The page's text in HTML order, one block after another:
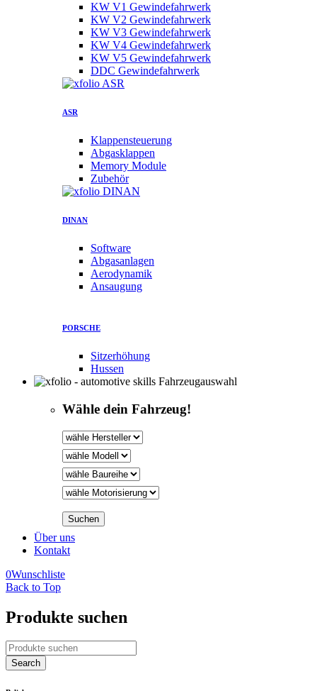
KW V1 Gewindefahrwerk
KW V2 Gewindefahrwerk
KW V3 Gewindefahrwerk
KW V4 Gewindefahrwerk
KW V5 Gewindefahrwerk
DDC Gewindefahrwerk
ASR
Klappensteuerung
Abgasklappen
Memory Module
Zubehör
DINAN
Software
Abgasanlagen
Aerodynamik
Ansaugung
PORSCHE
Sitzerhöhung
Hussen
Fahrzeugauswahl
Wähle dein Fahrzeug!
Über uns
Kontakt
0Wunschliste
Back to Top
Produkte suchen